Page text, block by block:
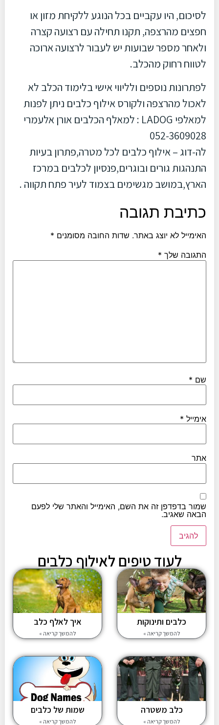
לסיכום, היו עקביים בכל הנוגע ללקיחת מזון או
חפצים מהרצפה, תקנו תחילה עם רצועה קצרה
ולאחר מספר שבועות יש לעבור לרצועה ארוכה
לטווח רחוק מהכלב.
לפתרונות נוספים ולליווי אישי בלימוד הכלב לא
לאכול מהרצפה ולקורס אילוף כלבים ניתן לפנות
למאלפי LADOG : למאלף הכלבים אורן אלעמרי
052-3609028
לה-דוג – אילוף כלבים לכל מטרה,פתרון בעיות
התנהגות גורים ובוגרים,פנסיון לכלבים במרכז
הארץ,במושב מגשימים בצמוד לעיר פתח תקווה .
כתיבת תגובה
האימייל לא יוצג באתר. שדות החובה מסומנים *
התגובה שלך *
שם *
אימייל *
אתר
שמור בדפדפן זה את השם, האימייל והאתר שלי לפעם
הבאה שאגיב.
לעוד טיפים לאילוף כלבים
כלבים ותינוקות
להמשך קריאה »
איך לאלף כלב
להמשך קריאה »
כלב משטרה
להמשך קריאה »
שמות של כלבים
להמשך קריאה »